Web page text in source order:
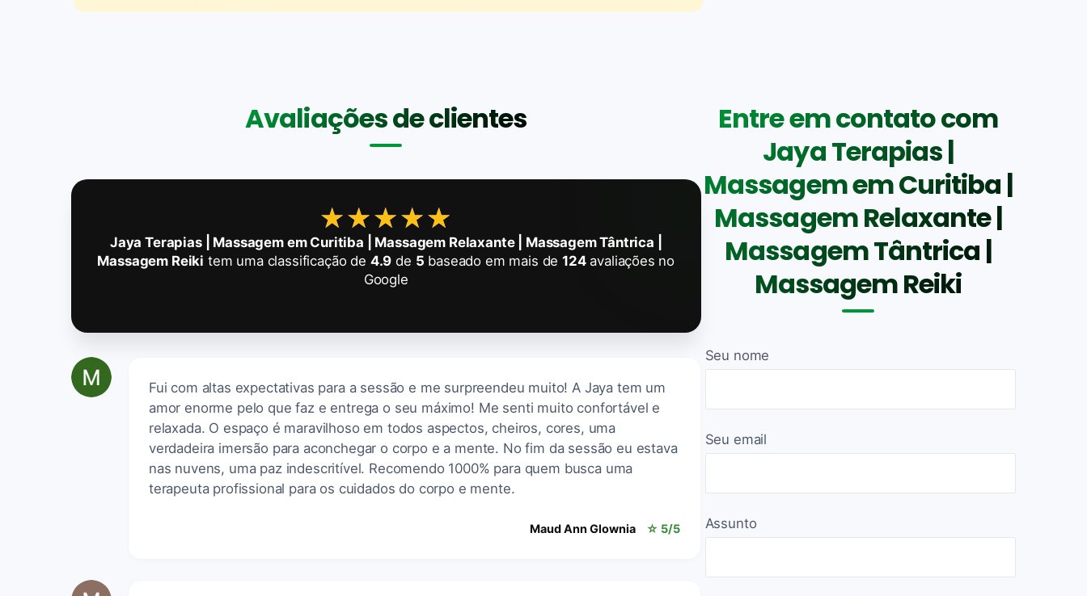
Avaliações de clientes
★★★★★
★★★★★
Jaya Terapias | Massagem em Curitiba | Massagem Relaxante | Massagem Tântrica |
Massagem Reiki tem uma classificação de 4.9 de 5 baseado em mais de124avaliações no
Google
Fui com altas expectativas para a sessão e me surpreendeu muito! A Jaya tem um
amor enorme pelo que faz e entrega o seu máximo! Me senti muito confortável e
relaxada. O espaço é maravilhoso em todos aspectos, cheiros, cores, uma
verdadeira imersão para aconchegar o corpo e a mente. No fim da sessão eu estava
nas nuvens, uma paz indescritível. Recomendo 1000% para quem busca uma
terapeuta profissional para os cuidados do corpo e mente.
Maud Ann Glownia ☆ 5/5
Entre em contato com
Jaya Terapias |
Massagem em Curitiba |
Massagem Relaxante |
Massagem Tântrica |
Massagem Reiki
Seu nome
Seu email
Assunto